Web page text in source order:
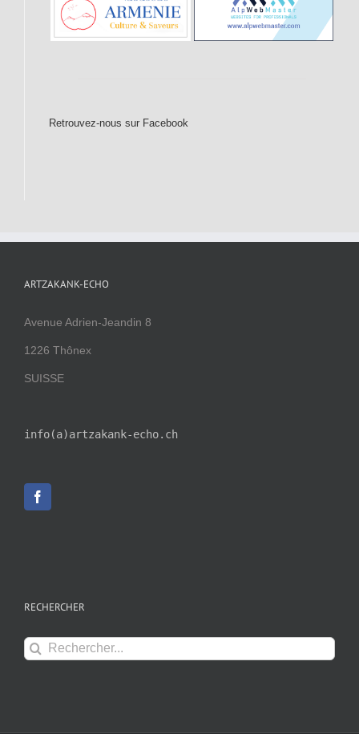
Retrouvez-nous sur Facebook
ARTZAKANK-ECHO
Avenue Adrien-Jeandin 8
1226 Thônex
SUISSE
info(a)artzakank-echo.ch
RECHERCHER
Rechercher: